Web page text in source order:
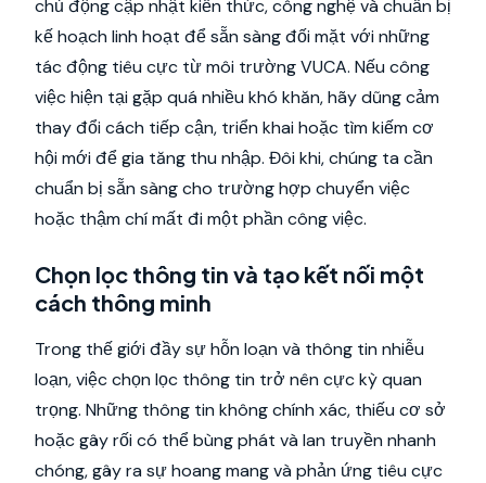
chủ động cập nhật kiến thức, công nghệ và chuẩn bị
kế hoạch linh hoạt để sẵn sàng đối mặt với những
tác động tiêu cực từ môi trường VUCA. Nếu công
việc hiện tại gặp quá nhiều khó khăn, hãy dũng cảm
thay đổi cách tiếp cận, triển khai hoặc tìm kiếm cơ
hội mới để gia tăng thu nhập. Đôi khi, chúng ta cần
chuẩn bị sẵn sàng cho trường hợp chuyển việc
hoặc thậm chí mất đi một phần công việc.
Chọn lọc thông tin và tạo kết nối một
cách thông minh
Trong thế giới đầy sự hỗn loạn và thông tin nhiễu
loạn, việc chọn lọc thông tin trở nên cực kỳ quan
trọng. Những thông tin không chính xác, thiếu cơ sở
hoặc gây rối có thể bùng phát và lan truyền nhanh
chóng, gây ra sự hoang mang và phản ứng tiêu cực